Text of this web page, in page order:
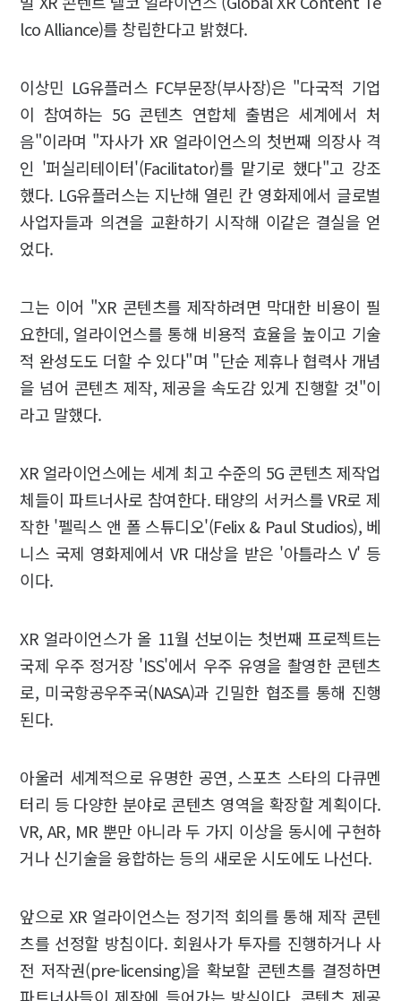
lco Alliance)를 창립한다고 밝혔다.
이상민 LG유플러스 FC부문장(부사장)은 "다국적 기업
이 참여하는 5G 콘텐츠 연합체 출범은 세계에서 처
음"이라며 "자사가 XR 얼라이언스의 첫번째 의장사 격
인 '퍼실리테이터'(Facilitator)를 맡기로 했다"고 강조
했다. LG유플러스는 지난해 열린 칸 영화제에서 글로벌
사업자들과 의견을 교환하기 시작해 이같은 결실을 얻
었다.
그는 이어 "XR 콘텐츠를 제작하려면 막대한 비용이 필
요한데, 얼라이언스를 통해 비용적 효율을 높이고 기술
적 완성도도 더할 수 있다"며 "단순 제휴나 협력사 개념
을 넘어 콘텐츠 제작, 제공을 속도감 있게 진행할 것"이
라고 말했다.
XR 얼라이언스에는 세계 최고 수준의 5G 콘텐츠 제작업
체들이 파트너사로 참여한다. 태양의 서커스를 VR로 제
작한 '펠릭스 앤 폴 스튜디오'(Felix & Paul Studios), 베
니스 국제 영화제에서 VR 대상을 받은 '아틀라스 V' 등
이다.
XR 얼라이언스가 올 11월 선보이는 첫번째 프로젝트는
국제 우주 정거장 'ISS'에서 우주 유영을 촬영한 콘텐츠
로, 미국항공우주국(NASA)과 긴밀한 협조를 통해 진행
된다.
아울러 세계적으로 유명한 공연, 스포츠 스타의 다큐멘
터리 등 다양한 분야로 콘텐츠 영역을 확장할 계획이다.
VR, AR, MR 뿐만 아니라 두 가지 이상을 동시에 구현하
거나 신기술을 융합하는 등의 새로운 시도에도 나선다.
앞으로 XR 얼라이언스는 정기적 회의를 통해 제작 콘텐
츠를 선정할 방침이다. 회원사가 투자를 진행하거나 사
전 저작권(pre-licensing)을 확보할 콘텐츠를 결정하면
파트너사들이 제작에 들어가는 방식이다. 콘텐츠 제공